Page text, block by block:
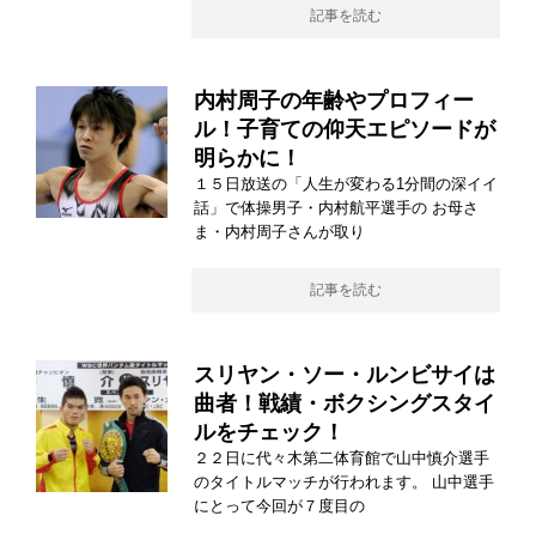
記事を読む
内村周子の年齢やプロフィー
ル！子育ての仰天エピソードが
明らかに！
１５日放送の「人生が変わる1分間の深イイ
話」で体操男子・内村航平選手の お母さ
ま・内村周子さんが取り
記事を読む
スリヤン・ソー・ルンビサイは
曲者！戦績・ボクシングスタイ
ルをチェック！
２２日に代々木第二体育館で山中慎介選手
のタイトルマッチが行われます。 山中選手
にとって今回が７度目の